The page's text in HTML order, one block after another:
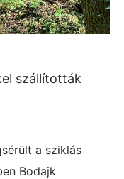
szállították
a sziklás
Bodajk